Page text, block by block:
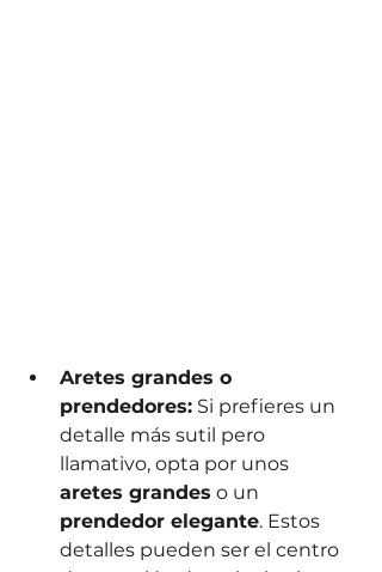
Aretes grandes o
prendedores: Si prefieres un
detalle más sutil pero
llamativo, opta por unos
aretes grandes o un
prendedor elegante. Estos
detalles pueden ser el centro